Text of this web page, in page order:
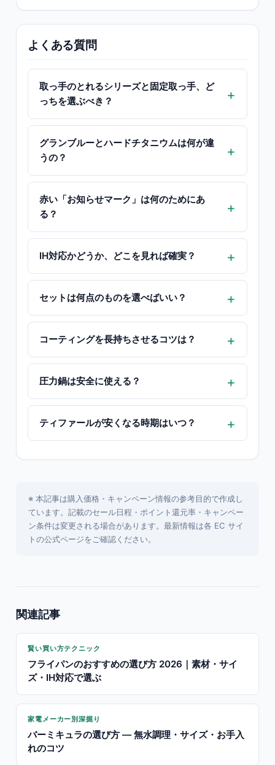
よくある質問
取っ手のとれるシリーズと固定取っ手、ど
っちを選ぶべき？
グランブルーとハードチタニウムは何が違
うの？
赤い「お知らせマーク」は何のためにあ
る？
IH対応かどうか、どこを見れば確実？
セットは何点のものを選べばいい？
コーティングを長持ちさせるコツは？
圧力鍋は安全に使える？
ティファールが安くなる時期はいつ？
※ 本記事は購入価格・キャンペーン情報の参考目的で作成し
ています。記載のセール日程・ポイント還元率・キャンペー
ン条件は変更される場合があります。最新情報は各 EC サイ
トの公式ページをご確認ください。
関連記事
賢い買い方テクニック
フライパンのおすすめの選び方 2026｜素材・サイ
ズ・IH対応で選ぶ
家電メーカー別深掘り
バーミキュラの選び方 — 無水調理・サイズ・お手入
れのコツ